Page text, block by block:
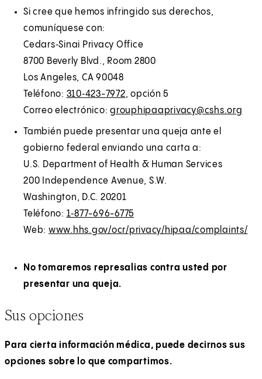
Si cree que hemos infringido sus derechos,
comuníquese con:
Cedars‑Sinai Privacy Office
8700 Beverly Blvd., Room 2800
Los Angeles, CA 90048
Teléfono: 310‑423-7972, opción 5
Correo electrónico: grouphipaaprivacy@cshs.org
También puede presentar una queja ante el
gobierno federal enviando una carta a:
U.S. Department of Health & Human Services
200 Independence Avenue, S.W.
Washington, D.C. 20201
Teléfono: 1‑877-696-6775
Web: www.hhs.gov/ocr/privacy/hipaa/complaints/
No tomaremos represalias contra usted por
presentar una queja.
Sus opciones
Para cierta información médica, puede decirnos sus
opciones sobre lo que compartimos.